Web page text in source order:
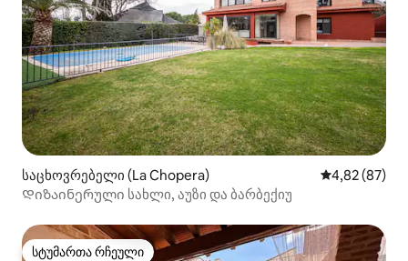
საცხოვრებელი (La Chopera) საშუალო
4,82 (87)
Დიზაინერული სახლი, აუზი და ბარბექიუ
სტუმართა რჩეული